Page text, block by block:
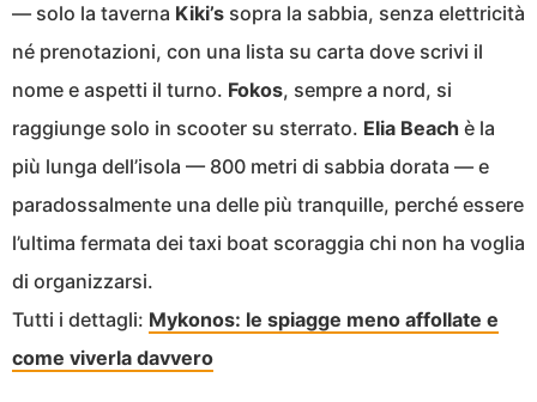
— solo la taverna Kiki’s sopra la sabbia, senza elettricità
né prenotazioni, con una lista su carta dove scrivi il
nome e aspetti il turno. Fokos, sempre a nord, si
raggiunge solo in scooter su sterrato. Elia Beach è la
più lunga dell’isola — 800 metri di sabbia dorata — e
paradossalmente una delle più tranquille, perché essere
l’ultima fermata dei taxi boat scoraggia chi non ha voglia
di organizzarsi.
Tutti i dettagli: Mykonos: le spiagge meno affollate e
come viverla davvero